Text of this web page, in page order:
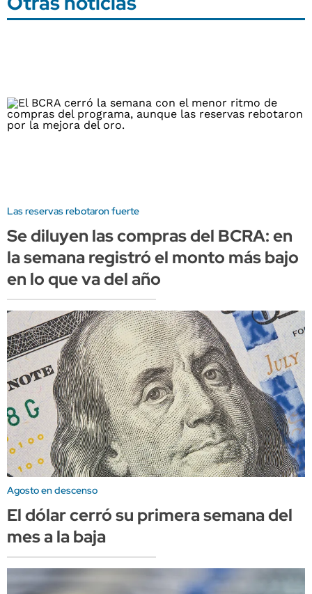
Las reservas rebotaron fuerte
Se diluyen las compras del BCRA: en
la semana registró el monto más bajo
en lo que va del año
Agosto en descenso
El dólar cerró su primera semana del
mes a la baja